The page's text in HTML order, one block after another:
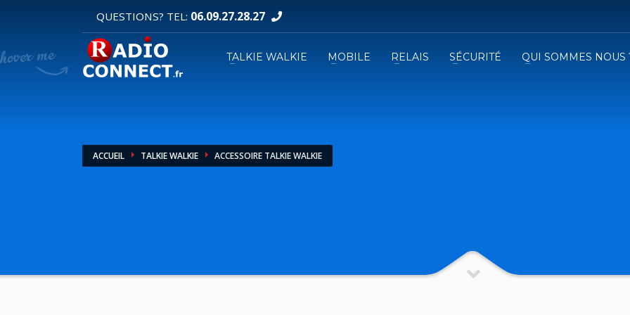
DEMANDE DE DEVIS
1 Sélectionnez vos produits.
QUESTIONS? TEL: 06.09.27.28.27
TALKIE WALKIE MOBILE RELAIS SÉCURITÉ QUI SOMMES NOUS
ACCUEIL TALKIE WALKIE ACCESSOIRE TALKIE WALKIE